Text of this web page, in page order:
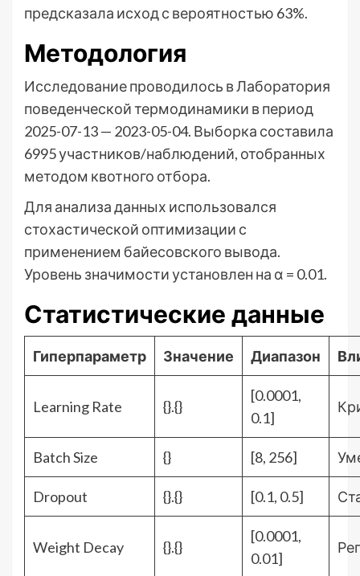
предсказала исход с вероятностью 63%.
Методология
Исследование проводилось в Лаборатория
поведенческой термодинамики в период
2025-07-13 — 2023-05-04. Выборка составила
6995 участников/наблюдений, отобранных
методом квотного отбора.
Для анализа данных использовался
стохастической оптимизации с
применением байесовского вывода.
Уровень значимости установлен на α = 0.01.
Статистические данные
Гиперпараметр Значение Диапазон
Learning Rate {}.{}
[0.0001,
0.1]
Batch Size {} [8, 256]
Dropout {}.{} [0.1, 0.5]
Weight Decay {}.{}
[0.0001,
0.01]